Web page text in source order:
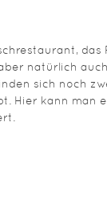
das
natürlich
sich noch
Hier kann man